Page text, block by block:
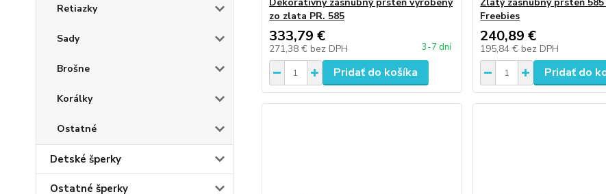
Retiazky
Sady
Brošne
Korálky
Ostatné
Detské šperky
Ostatné šperky
zo zlata PR. 585
333,79 €
271,38 € bez DPH 3-7 dní
Pridať do košíka
Freebies
240,89 €
195,84 € bez DPH
Pridať do